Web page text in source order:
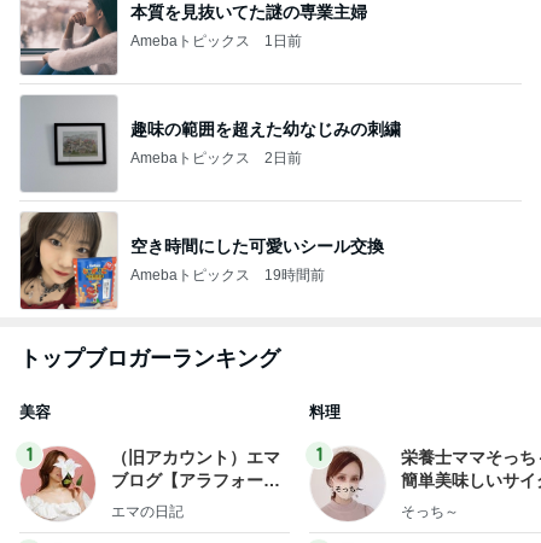
本質を見抜いてた謎の専業主婦
Amebaトピックス 1日前
趣味の範囲を超えた幼なじみの刺繍
Amebaトピックス 2日前
空き時間にした可愛いシール交換
Amebaトピックス 19時間前
トップブロガーランキング
美容
1
（旧アカウント）エマ
ブログ【アラフォー会
社売却セカンドライ
エマの日記
料理
1
栄養士ママそっち
簡単美味しいサイ
献立
そっち～